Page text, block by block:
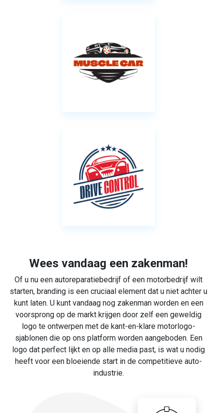
Wees vandaag een zakenman!
Of u nu een autoreparatiebedrijf of een motorbedrijf wilt
starten, branding is een cruciaal element dat u niet achter u
kunt laten. U kunt vandaag nog zakenman worden en een
voorsprong op de markt krijgen door zelf een geweldig
logo te ontwerpen met de kant-en-klare motorlogo-
sjablonen die op ons platform worden aangeboden. Een
logo dat perfect lijkt en op alle media past, is wat u nodig
heeft voor een bloeiende start in de competitieve auto-
industrie.